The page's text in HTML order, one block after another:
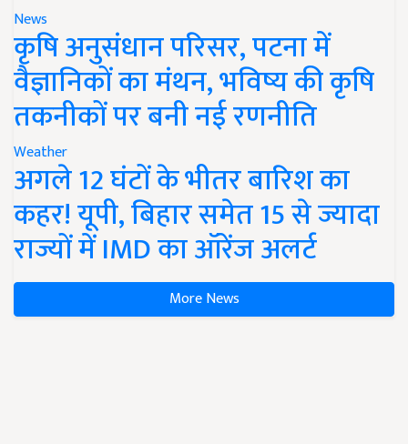
News
कृषि अनुसंधान परिसर, पटना में
वैज्ञानिकों का मंथन, भविष्य की कृषि
तकनीकों पर बनी नई रणनीति
Weather
अगले 12 घंटों के भीतर बारिश का
कहर! यूपी, बिहार समेत 15 से ज्यादा
राज्यों में IMD का ऑरेंज अलर्ट
More News